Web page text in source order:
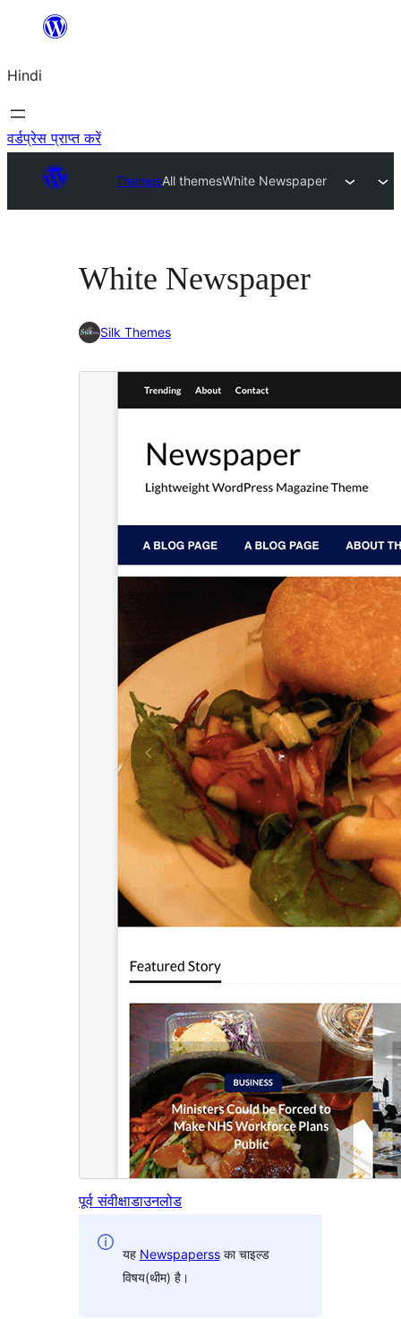
सामग्री
जाएं
Hindi
वर्डप्रेस प्राप्त करें
ThemesAll themesWhite Newspaper
White Newspaper
Silk Themes
पूर्व संवीक्षाडाउनलोड
यह Newspaperssका चाइल्ड
विषय(थीम) है।